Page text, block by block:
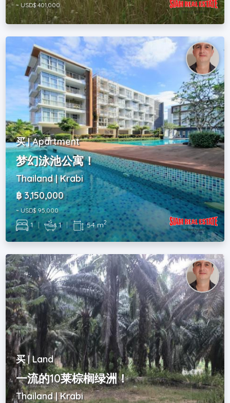
~ USD$ 401,000
买 | Apartment
梦幻泳池公寓！
Thailand | Krabi
฿ 3,150,000
~ USD$ 95,000
1 | 1 | 54 m2
买 | Land
一流的10莱棕榈绿洲！
Thailand | Krabi